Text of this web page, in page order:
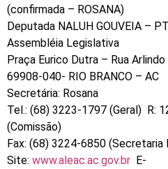
(confirmada – ROSANA)
Deputada NALUH GOUVEIA –
Assembléia Legislativa
Praça Eurico Dutra – Rua
69908-040- RIO BRANCO – AC
Secretária: Rosana
Tel.: (68) 3223-1797 (Geral) R:
(Comissão)
Fax: (68) 3224-6850 (Secretaria
Site: www.aleac.ac.gov.br E-